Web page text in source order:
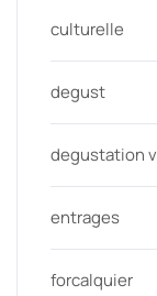
culturelle
degust
degustation
entrages
forcalquier